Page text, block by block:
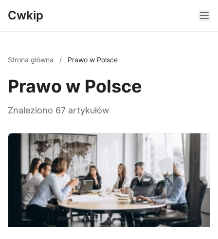
Cwkip
Strona główna / Prawo w Polsce
Prawo w Polsce
Znaleziono 67 artykułów